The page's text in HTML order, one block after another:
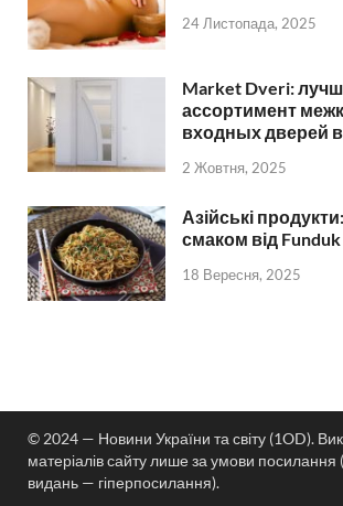
24 Листопада, 2025
Market Dveri:
ассортимент
входных дверей
2 Жовтня, 2025
Азійські
смаком від
18 Вересня, 2025
© 2024 — Новини України та світу (1OD).
матеріалів сайту лише за умови посилання
видань — гіперпосилання).